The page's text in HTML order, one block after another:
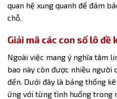
quan hệ xung quanh để đảm
chỗ.
Giải mã các con số lô đề
Ngoài việc mang ý nghĩa tâm
bao này còn được nhiều người
đến. Dưới đây là bảng thống
ứng với từng tình huống trong